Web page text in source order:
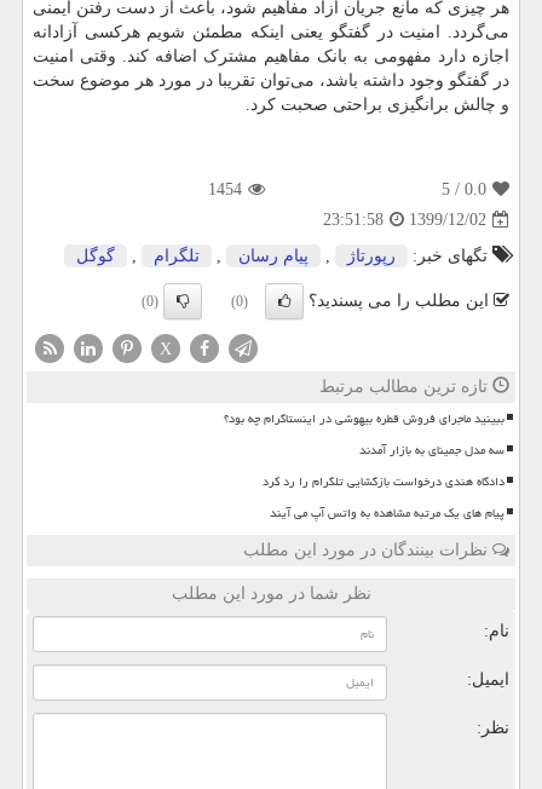
هر چیزی که مانع جریان آزاد مفاهیم شود، باعث از دست رفتن ایمنی
می‌گردد. امنیت در گفتگو یعنی اینکه مطمئن شویم هرکسی آزادانه
اجازه دارد مفهومی به بانک مفاهیم مشترک اضافه کند. وقتی امنیت
در گفتگو وجود داشته باشد، می‌توان تقریبا در مورد هر موضوع سخت
و چالش برانگیزی براحتی صحبت کرد.
0.0
/ 5
1454
1399/12/02
23:51:58
تگهای خبر:
رپورتاژ , پیام رسان , تلگرام , گوگل
این مطلب را می پسندید؟ (0)
(0)
X
تازه ترین مطالب مرتبط
ببینید ماجرای فروش قطره بیهوشی در اینستاگرام چه بود؟
سه مدل جمینای به بازار آمدند
دادگاه هندی درخواست بازگشایی تلگرام را رد کرد
پیام های یک مرتبه مشاهده به واتس آپ می آیند
نظرات بینندگان در مورد این مطلب
نظر شما در مورد این مطلب
نام:
ایمیل:
نظر: